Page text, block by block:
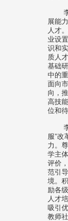
展能
人才
业设
识和
质人
基础
中的
面向
向，
高技
位和待
服”改
力。
学主
评价
范引
境。
励各
人才
吸引
教师